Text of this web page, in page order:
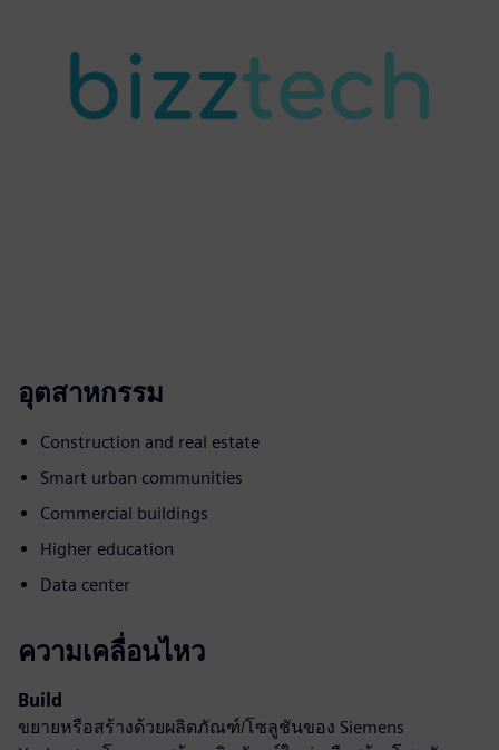
อุตสาหกรรม
Construction and real estate
Smart urban communities
Commercial buildings
Higher education
Data center
ความเคลื่อนไหว
Build
ขยายหรือสร้างด้วยผลิตภัณฑ์/โซลูชันของ Siemens